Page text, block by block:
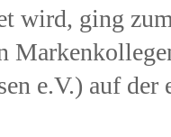
wird, ging
e.V.) auf